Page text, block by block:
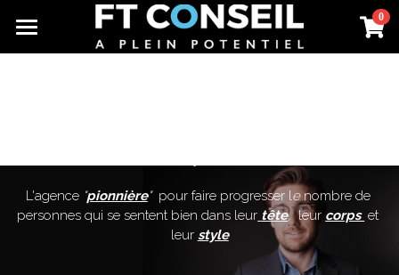
0
À propos
Articles
L'agence "pionnière" pour faire progresser le nombre de
personnes qui se sentent bien dans leur tête, leur corps et
leur style
×
LES CATÉGORIES DE LA BOUTIQUE ×
CATÉGORIES DE BLOG
Booste ta carrière